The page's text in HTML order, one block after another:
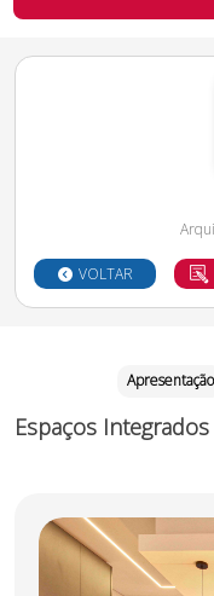
VOLTAR
Apresentação
Espaços Integrados